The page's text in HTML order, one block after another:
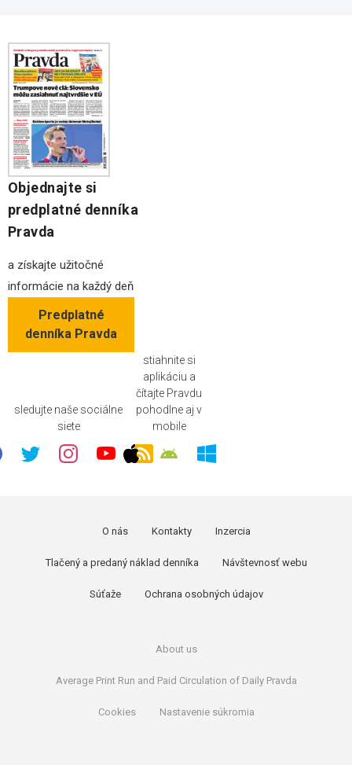
Objednajte si
predplatné denníka
Pravda
a získajte užitočné
informácie na každý deň
Predplatné
denníka Pravda
sledujte naše sociálne
siete
stiahnite si
aplikáciu a
čítajte Pravdu
pohodlne aj v
mobile
O nás Kontakty Inzercia
Tlačený a predaný náklad denníka Návštevnosť webu
Súťaže Ochrana osobných údajov
About us
Average Print Run and Paid Circulation of Daily Pravda
Cookies Nastavenie súkromia